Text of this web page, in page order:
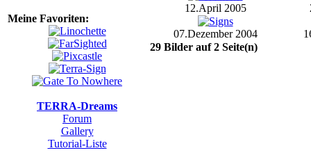
Meine Favoriten:
TERRA-Dreams
Forum
Gallery
Tutorial-Liste
12.April 2005
07.Dezember 2004
29 Bilder auf 2 Seite(n)